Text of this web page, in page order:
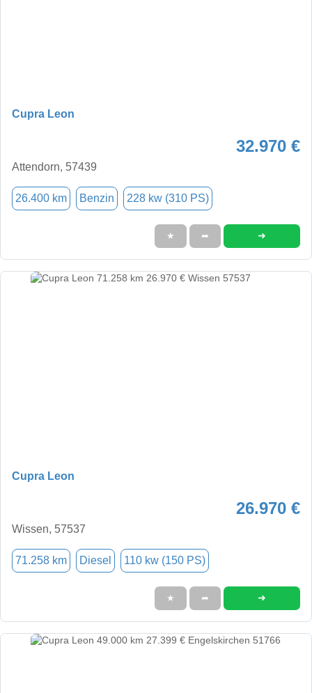
Cupra Leon
32.970 €
Attendorn, 57439
26.400 km Benzin 228 kw (310 PS)
★ ➦ ➜
Cupra Leon
26.970 €
Wissen, 57537
71.258 km Diesel 110 kw (150 PS)
★ ➦ ➜